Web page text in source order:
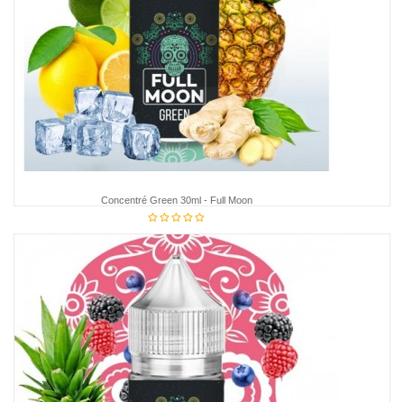
Concentré Green 30ml - Full Moon
€12.75